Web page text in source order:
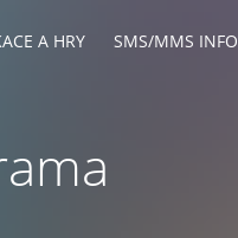
A HRY SMS/MMS INFO